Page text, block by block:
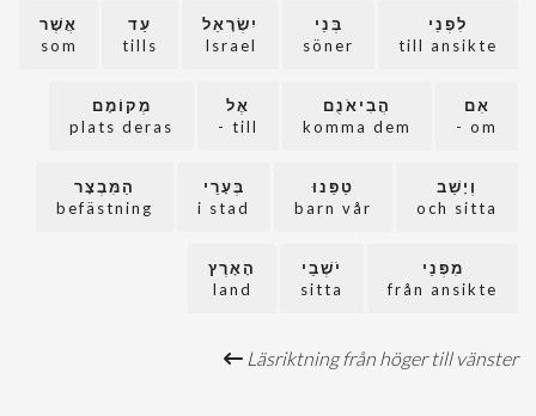
לִפְנֵי
till ansikte
בְּנֵי
söner
יִשְׂרָאֵל
Israel
עַד
tills
אֲשֶׁר
som
אִם
om -
הֲבִיאֹנֻם
komma dem
אֶל
till -
מְקוֹמָם
plats deras
וְיָשַׁב
och sitta
טַפֵּנוּ
barn vår
בְּעָרֵי
i stad
הַמִּבְצָר
befästning
מִפְּנֵי
från ansikte
יֹשְׁבֵי
sitta
הָאָרֶץ
land
Läsriktning från höger till vänster